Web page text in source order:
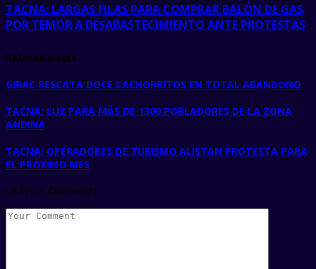
TACNA: LARGAS FILAS PARA COMPRAR BALÓN DE GAS
POR TEMOR A DESABASTECIMIENTO ANTE PROTESTAS
Related posts
GIRAC RESCATA DOCE CACHORRITOS EN TOTAL ABANDONO
TACNA: LUZ PARA MÁS DE 1300 POBLADORES DE LA ZONA
ANDINA
TACNA: OPERADORES DE TURISMO ALISTAN PROTESTA PARA
EL PRÓXIMO MES
Leave a Comment